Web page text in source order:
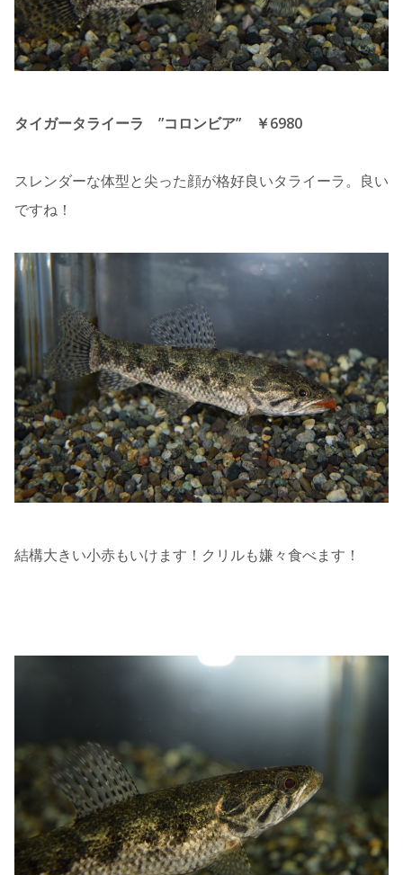
タイガータライーラ ”コロンビア” ￥6980
スレンダーな体型と尖った顔が格好良いタライーラ。良い
ですね！
結構大きい小赤もいけます！クリルも嫌々食べます！